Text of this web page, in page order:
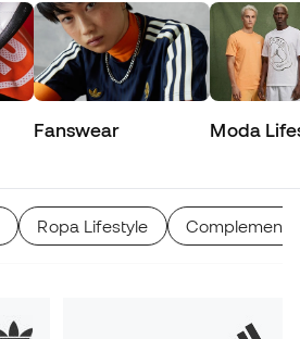
Fanswear Moda
Ropa Lifestyle